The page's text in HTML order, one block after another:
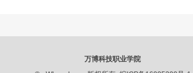
万博科技职业学院